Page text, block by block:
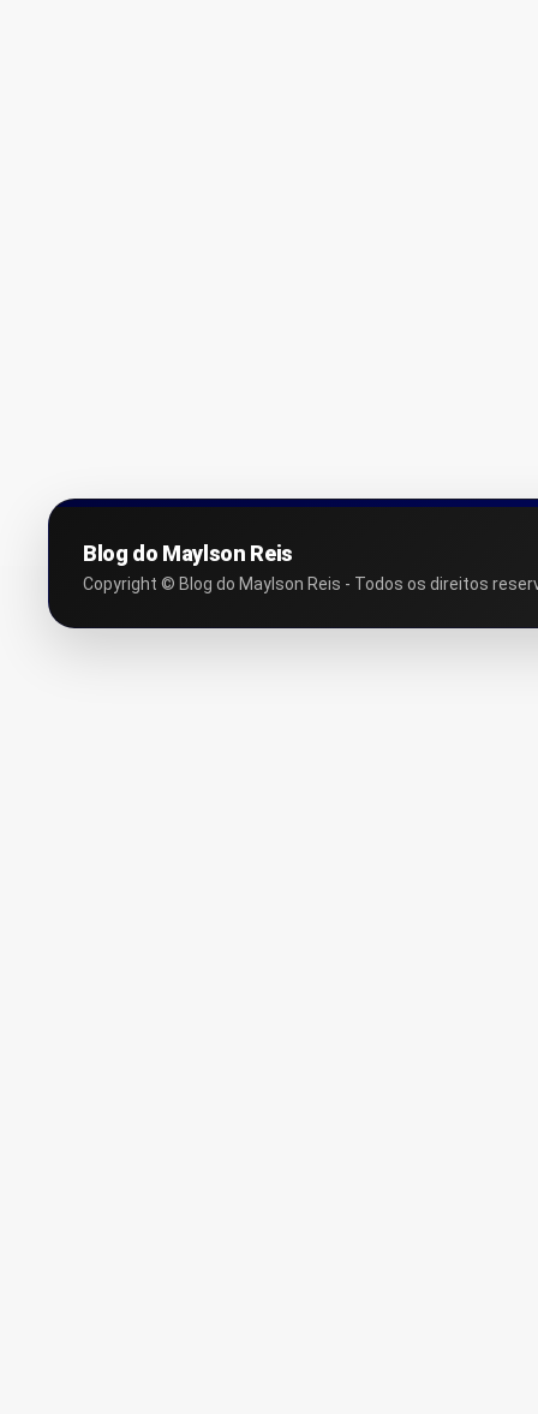
Blog do Maylson Reis
Copyright © Blog do Maylson Reis - Todos os direitos